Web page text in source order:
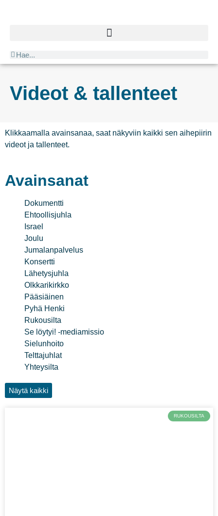
Videot & tallenteet
Klikkaamalla avainsanaa, saat näkyviin kaikki sen aihepiirin
videot ja tallenteet.
Avainsanat
Dokumentti
Ehtoollisjuhla
Israel
Joulu
Jumalanpalvelus
Konsertti
Lähetysjuhla
Olkkarikirkko
Pääsiäinen
Pyhä Henki
Rukousilta
Se löytyi! -mediamissio
Sielunhoito
Telttajuhlat
Yhteysilta
Näytä kaikki
RUKOUSILTA